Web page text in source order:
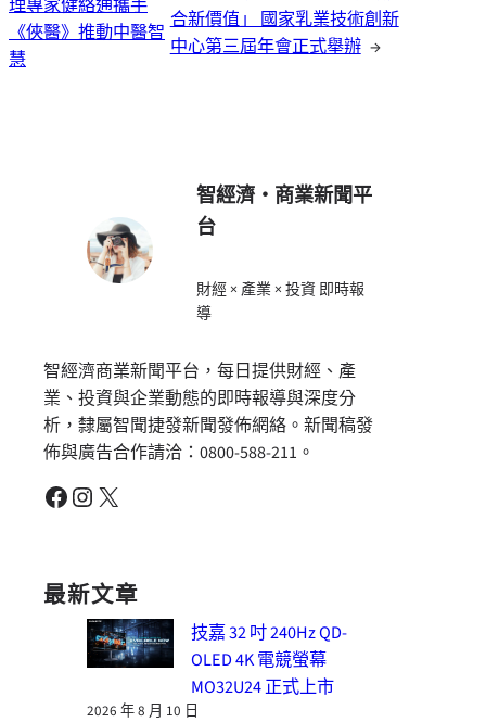
理專家健絡通攜手
《俠醫》推動中醫智
慧
合新價值」 國家乳業技術創新
中心第三屆年會正式舉辦 →
智經濟・商業新聞平
台
財經 × 產業 × 投資 即時報
導
智經濟商業新聞平台，每日提供財經、產
業、投資與企業動態的即時報導與深度分
析，隸屬智聞捷發新聞發佈網絡。新聞稿發
佈與廣告合作請洽：0800-588-211。
Facebook Instagram X
最新文章
技嘉 32 吋 240Hz QD-
OLED 4K 電競螢幕
MO32U24 正式上市
2026 年 8 月 10 日